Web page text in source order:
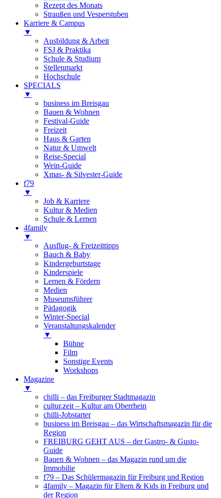
Rezept des Monats
Straußen und Vesperstuben
Karriere & Campus
▼
Ausbildung & Arbeit
FSJ & Praktika
Schule & Studium
Stellenmarkt
Hochschule
SPECIALS
▼
business im Breisgau
Bauen & Wohnen
Festival-Guide
Freizeit
Haus & Garten
Natur & Umwelt
Reise-Special
Wein-Guide
Xmas- & Silvester-Guide
f79
▼
Job & Karriere
Kultur & Medien
Schule & Lernen
4family
▼
Ausflug- & Freizeittipps
Bauch & Baby
Kindergeburtstage
Kinderspiele
Lernen & Fördern
Medien
Museumsführer
Pädagogik
Winter-Special
Veranstaltungskalender
▼
Bühne
Film
Sonstige Events
Workshops
Magazine
▼
chilli – das Freiburger Stadtmagazin
cultur.zeit – Kultur am Oberrhein
chilli-Jobstarter
business im Breisgau – das Wirtschaftsmagazin für die
Region
FREIBURG GEHT AUS – der Gastro- & Gusto-
Guide
Bauen & Wohnen – das Magazin rund um die
Immobilie
f79 – Das Schülermagazin für Freiburg und Region
4family – Magazin für Eltern & Kids in Freiburg und
der Region